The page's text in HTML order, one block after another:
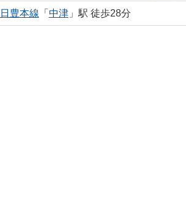
日豊本線 「 中津」駅 徒歩28分